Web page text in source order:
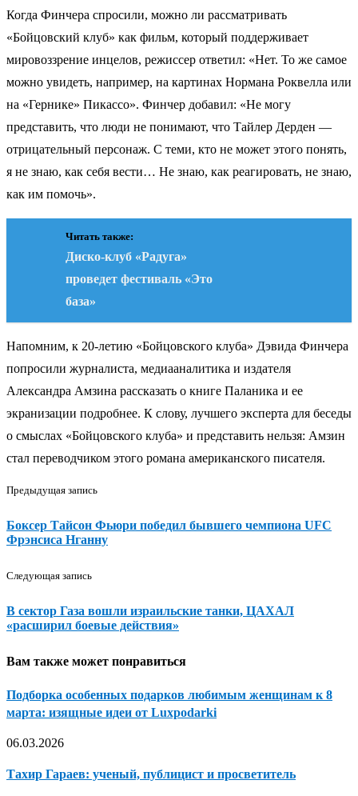
Когда Финчера спросили, можно ли рассматривать
«Бойцовский клуб» как фильм, который поддерживает
мировоззрение инцелов, режиссер ответил: «Нет. То же самое
можно увидеть, например, на картинах Нормана Роквелла или
на «Гернике» Пикассо». Финчер добавил: «Не могу
представить, что люди не понимают, что Тайлер Дерден —
отрицательный персонаж. С теми, кто не может этого понять,
я не знаю, как себя вести… Не знаю, как реагировать, не знаю,
как им помочь».
Читать также:
Диско-клуб «Радуга»
проведет фестиваль «Это
база»
Напомним, к 20-летию «Бойцовского клуба» Дэвида Финчера
попросили журналиста, медиааналитика и издателя
Александра Амзина рассказать о книге Паланика и ее
экранизации подробнее. К слову, лучшего эксперта для беседы
о смыслах «Бойцовского клуба» и представить нельзя: Амзин
стал переводчиком этого романа американского писателя.
Предыдущая запись
Боксер Тайсон Фьюри победил бывшего чемпиона UFC
Фрэнсиса Нганну
Следующая запись
В сектор Газа вошли израильские танки, ЦАХАЛ
«расширил боевые действия»
Вам также может понравиться
Подборка особенных подарков любимым женщинам к 8
марта: изящные идеи от Luxpodarki
06.03.2026
Тахир Гараев: ученый, публицист и просветитель